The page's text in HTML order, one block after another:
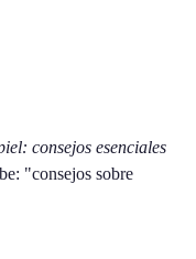
consejos esenciales
"consejos sobre